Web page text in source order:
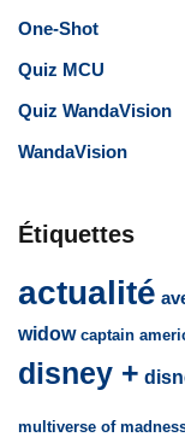
One-Shot
Quiz MCU
Quiz WandaVision
WandaVision
Étiquettes
actualité
widow captain
disney +
multiverse of